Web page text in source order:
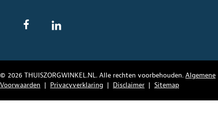
© 2026 THUISZORGWINKEL.NL. Alle rechten voorbehouden. Algemene
Voorwaarden | Privacyverklaring | Disclaimer | Sitemap